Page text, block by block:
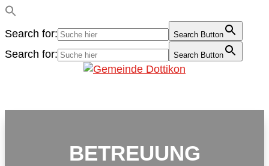
Search for: Search Button
Search for: Search Button
BETREUUNG